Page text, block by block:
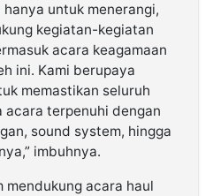
untuk menerangi,
kegiatan-kegiatan
acara keagamaan
ini. Kami berupaya
memastikan seluruh
terpenuhi dengan
sound system, hingga
imbuhnya.
mendukung acara haul